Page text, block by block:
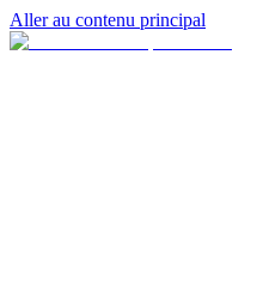
Aller au contenu principal